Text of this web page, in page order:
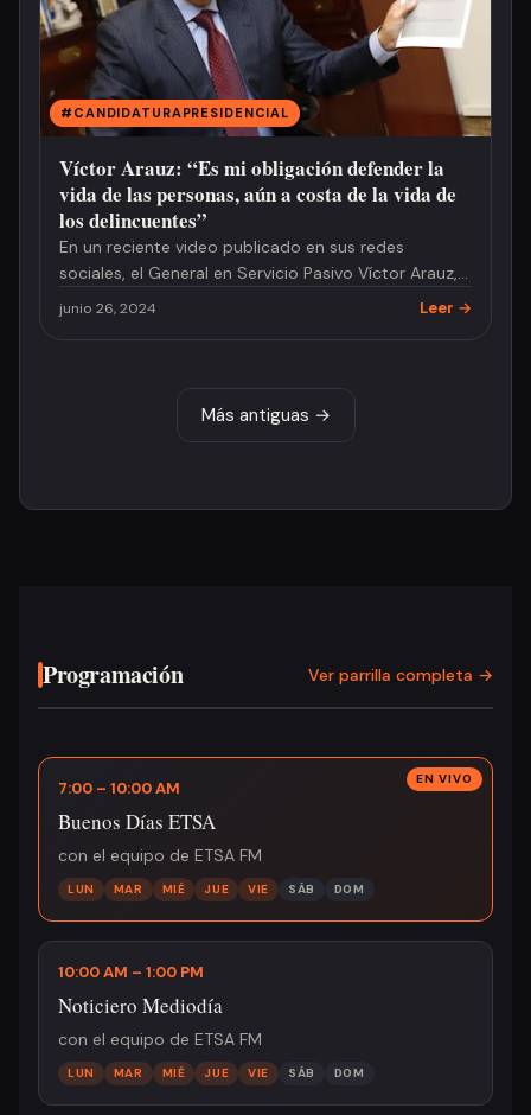
#CANDIDATURAPRESIDENCIAL
Víctor Arauz: “Es mi obligación defender la
vida de las personas, aún a costa de la vida de
los delincuentes”
En un reciente video publicado en sus redes
sociales, el General en Servicio Pasivo Víctor Arauz,
precandidato a la p…
junio 26, 2024 Leer →
Más antiguas →
Programación Ver parrilla completa →
7:00 – 10:00 AM
Buenos Días ETSA
con el equipo de ETSA FM
LUN MAR MIÉ JUE VIE SÁB DOM
10:00 AM – 1:00 PM
Noticiero Mediodía
con el equipo de ETSA FM
LUN MAR MIÉ JUE VIE SÁB DOM